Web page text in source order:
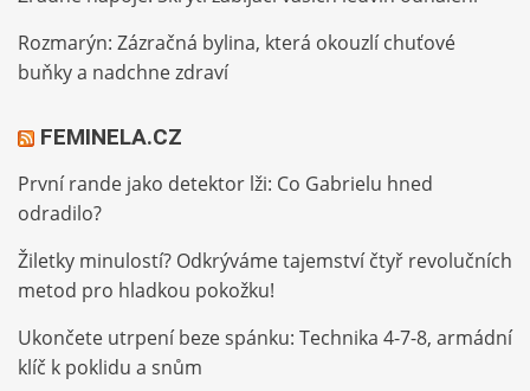
Rozmarýn: Zázračná bylina, která okouzlí chuťové
buňky a nadchne zdraví
FEMINELA.CZ
První rande jako detektor lži: Co Gabrielu hned
odradilo?
Žiletky minulostí? Odkrýváme tajemství čtyř revolučních
metod pro hladkou pokožku!
Ukončete utrpení beze spánku: Technika 4-7-8, armádní
klíč k poklidu a snům